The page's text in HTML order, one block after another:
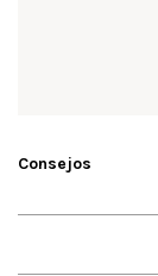
Consejos